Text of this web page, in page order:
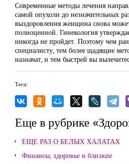
Современные методы лечения
самой опухоли до незначительных
выздоровления женщина снова
полноценной. Гинекология
никогда не пройдет. Поэтому чем
специалисту, тем более щадящие
назначат, и тем быстрей вы
Теги:
Еще в рубрике
ЕЩЕ РАЗ О БЕЛЫХ ХАЛАТАХ
Финансы, здоровье и близкие